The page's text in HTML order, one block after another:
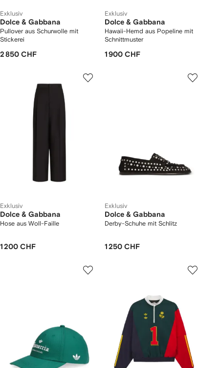
Exklusiv
Dolce & Gabbana
Pullover aus Schurwolle mit
Stickerei
2 850 CHF
Exklusiv
Dolce & Gabbana
Hawaii-Hemd aus Popeline mit
Schnittmuster
1 900 CHF
Exklusiv
Dolce & Gabbana
Hose aus Woll-Faille
1 200 CHF
Exklusiv
Dolce & Gabbana
Derby-Schuhe mit Schlitz
1 250 CHF